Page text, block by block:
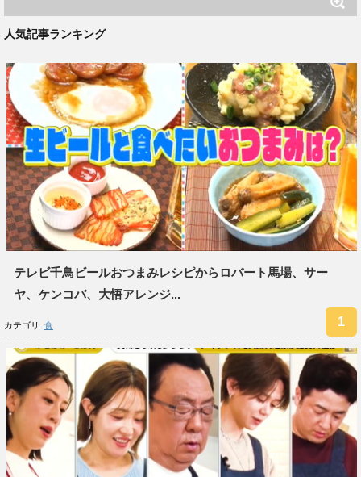
人気記事ランキング
テレビ千鳥ビールおつまみレシピからロバート馬場、サー
ヤ、ケンコバ、大悟アレンジ...
カテゴリ: 食